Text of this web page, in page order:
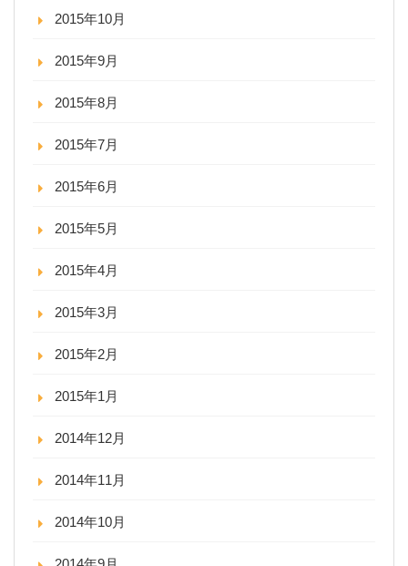
2015年10月
2015年9月
2015年8月
2015年7月
2015年6月
2015年5月
2015年4月
2015年3月
2015年2月
2015年1月
2014年12月
2014年11月
2014年10月